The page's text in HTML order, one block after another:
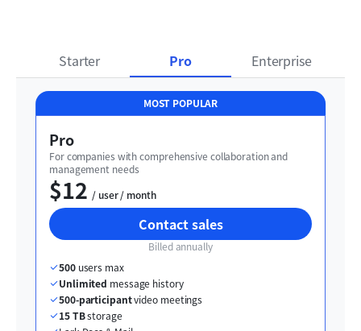
Starter Pro Enterprise
MOST POPULAR
Pro
For companies with comprehensive collaboration and
management needs
$12
  / user / month
Contact sales
Billed annually
500 users max
Unlimited message history
500-participant video meetings
15 TB storage